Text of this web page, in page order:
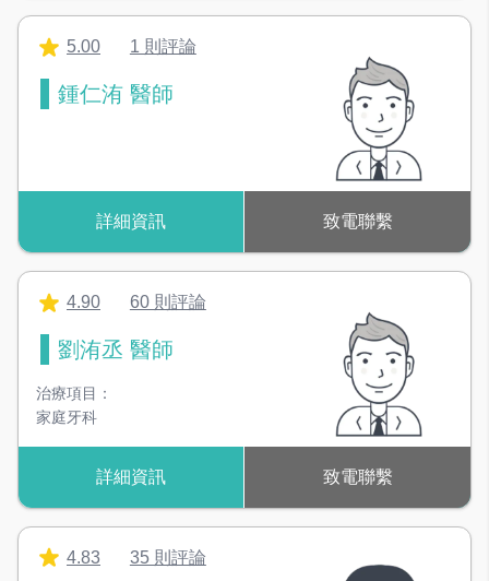
5.00 1 則評論
鍾仁洧 醫師
詳細資訊 致電聯繫
4.90 60 則評論
劉洧丞 醫師
治療項目：
家庭牙科
詳細資訊 致電聯繫
4.83 35 則評論